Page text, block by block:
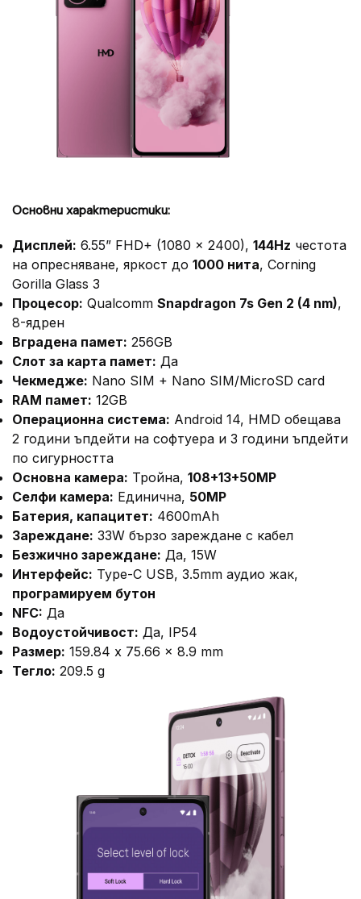
Основни характеристики:
Дисплей: 6.55” FHD+ (1080 x 2400), 144Hz честота
на опресняване, яркост до 1000 нита, Corning
Gorilla Glass 3
Процесор: Qualcomm Snapdragon 7s Gen 2 (4 nm),
8-ядрен
Вградена памет: 256GB
Слот за карта памет: Да
Чекмедже: Nano SIM + Nano SIM/MicroSD card
RAM памет: 12GB
Операционна система: Android 14, HMD обещава
2 години ъпдейти на софтуера и 3 години ъпдейти
по сигурността
Основна камера: Тройна, 108+13+50MP
Селфи камера: Единична, 50MP
Батерия, капацитет: 4600mAh
Зареждане: 33W бързо зареждане с кабел
Безжично зареждане: Да, 15W
Интерфейс: Type-C USB, 3.5mm аудио жак,
програмируем бутон
NFC: Да
Водоустойчивост: Да, IP54
Размер: 159.84 x 75.66 x 8.9 mm
Тегло: 209.5 g